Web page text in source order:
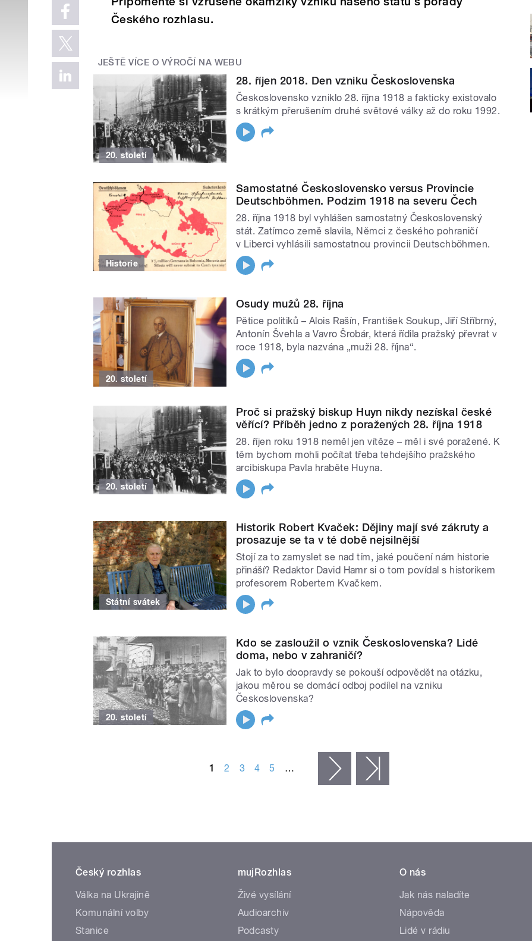
Českého rozhlasu.
JEŠTĚ VÍCE O VÝROČÍ NA WEBU
20. století
28. říjen 2018. Den vzniku Československa
Československo vzniklo 28. října 1918 a fakticky existovalo
s krátkým přerušením druhé světové války až do roku 1992.
Historie
Samostatné Československo versus Provincie
Deutschböhmen. Podzim 1918 na severu Čech
28. října 1918 byl vyhlášen samostatný Československý
stát. Zatímco země slavila, Němci z českého pohraničí
v Liberci vyhlásili samostatnou provincii Deutschböhmen.
20. století
Osudy mužů 28. října
Pětice politiků – Alois Rašín, František Soukup, Jiří Stříbrný,
Antonín Švehla a Vavro Šrobár, která řídila pražský převrat v
roce 1918, byla nazvána „muži 28. října“.
20. století
Proč si pražský biskup Huyn nikdy nezískal české
věřící? Příběh jedno z poražených 28. října 1918
28. říjen roku 1918 neměl jen vítěze – měl i své poražené. K
těm bychom mohli počítat třeba tehdejšího pražského
arcibiskupa Pavla hraběte Huyna.
Státní svátek
Historik Robert Kvaček: Dějiny mají své zákruty a
prosazuje se ta v té době nejsilnější
Stojí za to zamyslet se nad tím, jaké poučení nám historie
přináší? Redaktor David Hamr si o tom povídal s historikem
profesorem Robertem Kvačkem.
20. století
Kdo se zasloužil o vznik Československa? Lidé
doma, nebo v zahraničí?
Jak to bylo doopravdy se pokouší odpovědět na otázku,
jakou měrou se domácí odboj podílel na vzniku
Československa?
1 2 3 4 5 … následující ›
Český rozhlas
Válka na Ukrajině
Komunální volby
Stanice
mujRozhlas
Živé vysílání
Audioarchiv
Podcasty
O nás
Jak nás naladíte
Nápověda
Lidé v rádiu